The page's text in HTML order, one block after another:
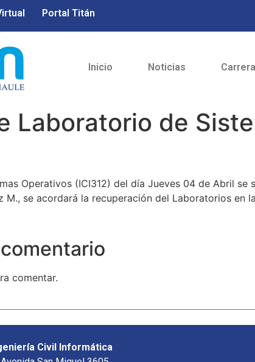
Portal Titán
Inicio Noticias Carrera
Laboratorio de
Operativos (ICI312) del día Jueves 04 de Abril
M., se acordará la recuperación del Laboratorios en
comentar.
Civil Informática